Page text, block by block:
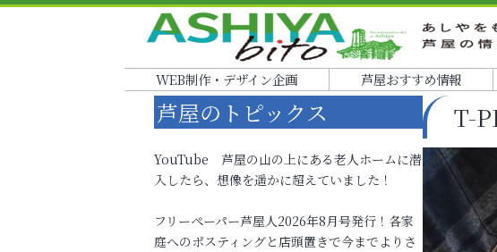
WEB制作・デザイン企画 芦屋おすすめ情報
T-
芦屋のトピックス
YouTube 芦屋の山の上にある老人ホームに潜
入したら、想像を遥かに超えていました！
フリーペーパー芦屋人2026年8月号発行！各家
庭へのポスティングと店頭置きで今までよりさ